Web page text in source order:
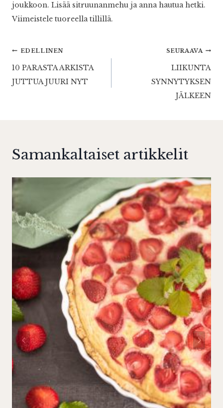
joukkoon. Lisää sitruunanmehu ja anna hautua hetki.
Viimeistele tuoreella tillillä.
Artikkelien
selaus
EDELLINEN
10 PARASTA ARKISTA
JUTTUA JUURI NYT
SEURAAVA
LIIKUNTA
SYNNYTYKSEN
JÄLKEEN
Samankaltaiset artikkelit